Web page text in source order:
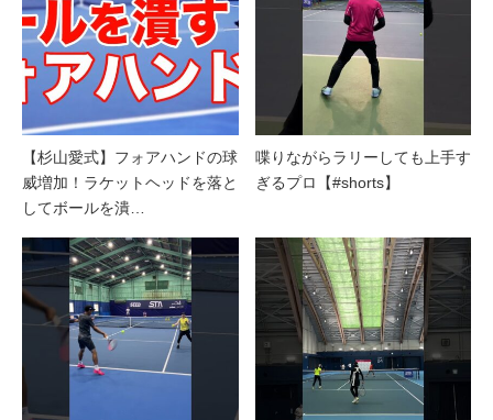
【杉山愛式】フォアハンドの球
威増加！ラケットヘッドを落と
してボールを潰…
喋りながらラリーしても上手す
ぎるプロ【#shorts】